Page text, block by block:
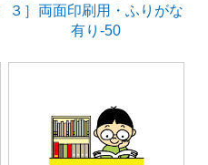
３］両面印刷用・ふりがな
有り-50